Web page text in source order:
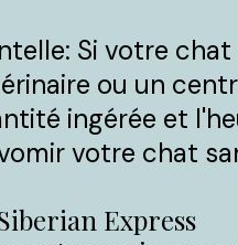
Si votre
ou un
ingérée et
votre chat
Express